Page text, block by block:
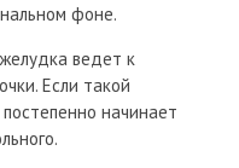
фоне.
ведет к
Если такой
начинает